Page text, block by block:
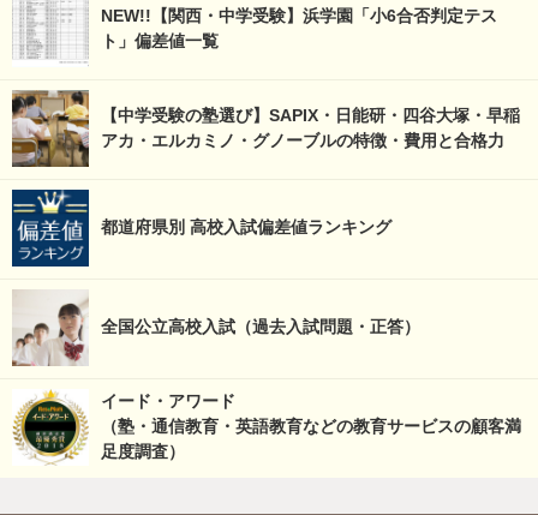
NEW!!【関西・中学受験】浜学園「小6合否判定テス
ト」偏差値一覧
【中学受験の塾選び】SAPIX・日能研・四谷大塚・早稲
アカ・エルカミノ・グノーブルの特徴・費用と合格力
都道府県別 高校入試偏差値ランキング
全国公立高校入試（過去入試問題・正答）
イード・アワード
（塾・通信教育・英語教育などの教育サービスの顧客満
足度調査）